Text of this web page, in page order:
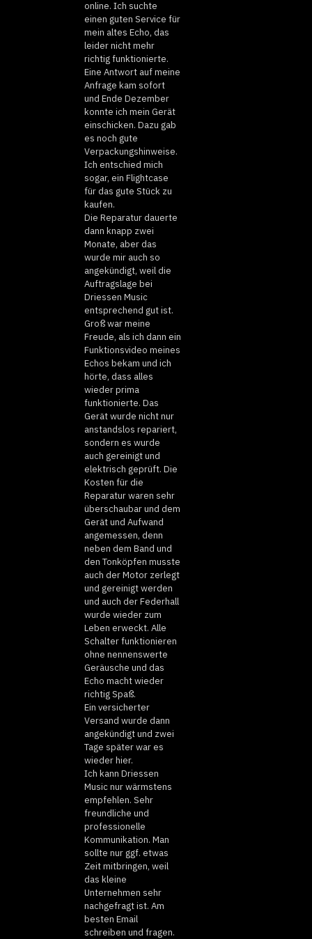
online. Ich suchte
einen guten Service für
mein altes Echo, das
leider nicht mehr
richtig funktionierte.
Eine Antwort auf meine
Anfrage kam sofort
und Ende Dezember
konnte ich mein Gerät
einschicken. Dazu gab
es noch gute
Verpackungshinweise.
Ich entschied mich
sogar, ein Flightcase
für das gute Stück zu
kaufen.
Die Reparatur dauerte
dann knapp zwei
Monate, aber das
wurde mir auch so
angekündigt, weil die
Auftragslage bei
Driessen Music
entsprechend gut ist.
Groß war meine
Freude, als ich dann ein
Funktionsvideo meines
Echos bekam und ich
hörte, dass alles
wieder prima
funktionierte. Das
Gerät wurde nicht nur
anstandslos repariert,
sondern es wurde
auch gereinigt und
elektrisch geprüft. Die
Kosten für die
Reparatur waren sehr
überschaubar und dem
Gerät und Aufwand
angemessen, denn
neben dem Band und
den Tonköpfen musste
auch der Motor zerlegt
und gereinigt werden
und auch der Federhall
wurde wieder zum
Leben erweckt. Alle
Schalter funktionieren
ohne nennenswerte
Geräusche und das
Echo macht wieder
richtig Spaß.
Ein versicherter
Versand wurde dann
angekündigt und zwei
Tage später war es
wieder hier.
Ich kann Driessen
Music nur wärmstens
empfehlen. Sehr
freundliche und
professionelle
Kommunikation. Man
sollte nur ggf. etwas
Zeit mitbringen, weil
das kleine
Unternehmen sehr
nachgefragt ist. Am
besten Email
schreiben und fragen.